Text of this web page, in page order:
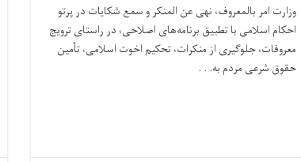
وزارت امر بالمعروف، نهی عن المنکر و سمع شکایات در پرتو
احکام اسلامی با تطبیق برنامه‌های اصلاحی، در راستای ترویج
معروفات، جلوگیری از منکرات، تحکیم اخوت اسلامی، تأمین
حقوق شرعی مردم به. . .